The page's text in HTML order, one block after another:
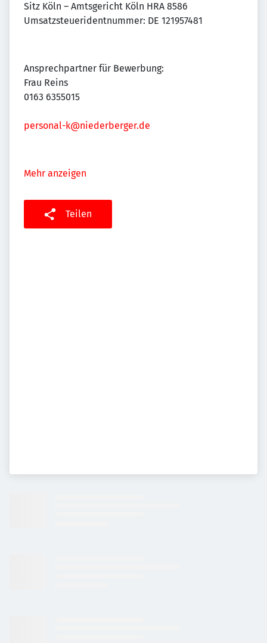
Sitz Köln – Amtsgericht Köln HRA 8586
Umsatzsteueridentnummer: DE 121957481
Ansprechpartner für Bewerbung:
Frau Reins
0163 6355015
personal-k@niederberger.de
Mehr anzeigen
Teilen